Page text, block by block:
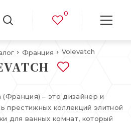
0
Франция Volevatch
(Франция) – это дизайнер и
престижных коллекций элитной
для ванных комнат, который